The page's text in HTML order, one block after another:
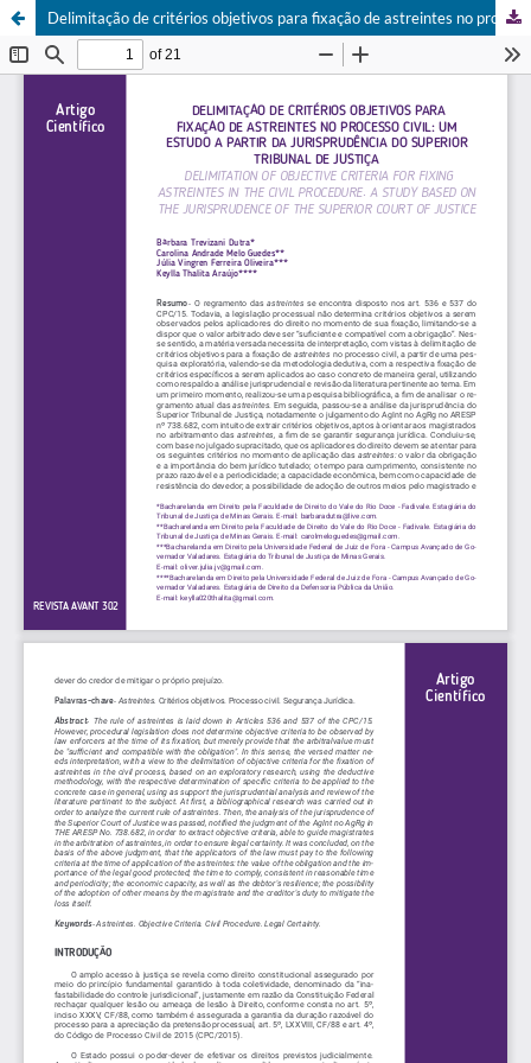
Delimitação de critérios objetivos para fixação de astreintes no processo civil